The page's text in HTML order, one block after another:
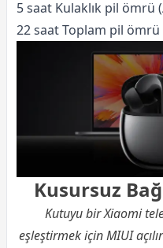
5 saat Kulaklık pil ömrü
22 saat Toplam pil ömrü
Kusursuz
Kutuyu bir Xiaomi
eşleştirmek için MIUI